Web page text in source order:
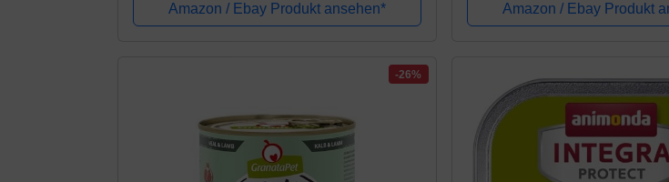
Amazon / Ebay Produkt ansehen* Amazon / Ebay Produkt
-26%